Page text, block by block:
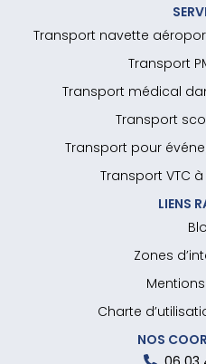
Transport navette
Transport
Transport médical
Transport
Transport pour
Transport VTC
LIENS
Zones
Charte
NOS